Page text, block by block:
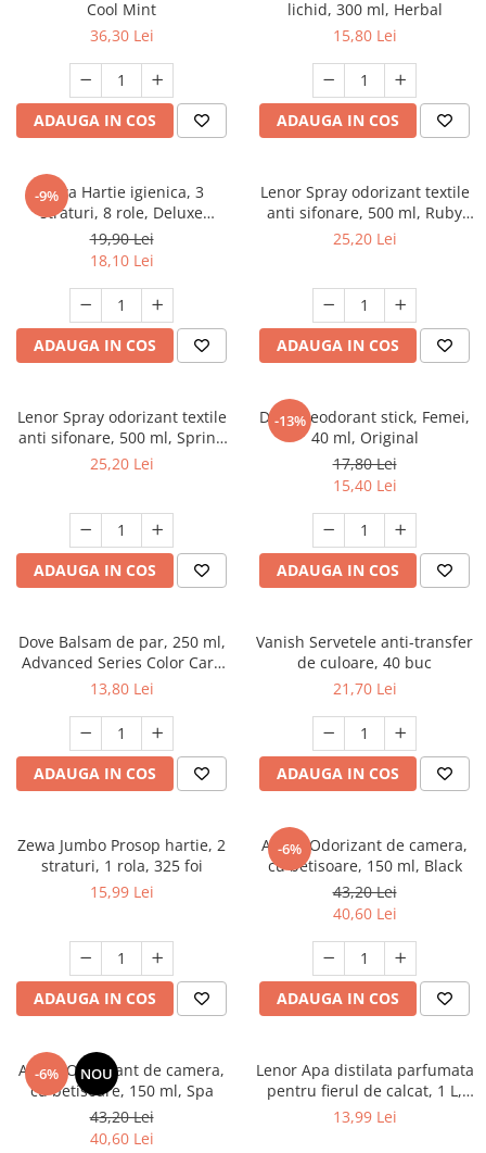
Cool Mint
36,30 Lei
ADAUGA IN COS
lichid, 300 ml, Herbal
15,80 Lei
ADAUGA IN COS
-9%
Zewa Hartie igienica, 3
straturi, 8 role, Deluxe
Cashmere Peach
19,90 Lei
18,10 Lei
ADAUGA IN COS
Lenor Spray odorizant textile
anti sifonare, 500 ml, Ruby
Jasmine
25,20 Lei
ADAUGA IN COS
Lenor Spray odorizant textile
anti sifonare, 500 ml, Spring
Awakening
25,20 Lei
ADAUGA IN COS
-13%
Dove Deodorant stick, Femei,
40 ml, Original
17,80 Lei
15,40 Lei
ADAUGA IN COS
Dove Balsam de par, 250 ml,
Advanced Series Color Care
Vibrancy, pentru par vopsit
13,80 Lei
ADAUGA IN COS
Vanish Servetele anti-transfer
de culoare, 40 buc
21,70 Lei
ADAUGA IN COS
Zewa Jumbo Prosop hartie, 2
straturi, 1 rola, 325 foi
15,99 Lei
ADAUGA IN COS
-6%
Areon Odorizant de camera,
cu betisoare, 150 ml, Black
43,20 Lei
40,60 Lei
ADAUGA IN COS
-6% NOU
Areon Odorizant de camera,
cu betisoare, 150 ml, Spa
43,20 Lei
40,60 Lei
Lenor Apa distilata parfumata
pentru fierul de calcat, 1 L,
Spring Awakening
13,99 Lei